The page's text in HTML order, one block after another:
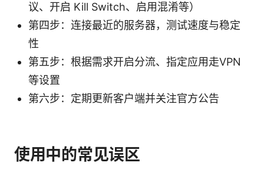
议、开启 Kill Switch、启用混淆等）
第四步：连接最近的服务器，测试速度与稳定
性
第五步：根据需求开启分流、指定应用走VPN
等设置
第六步：定期更新客户端并关注官方公告
使用中的常见误区